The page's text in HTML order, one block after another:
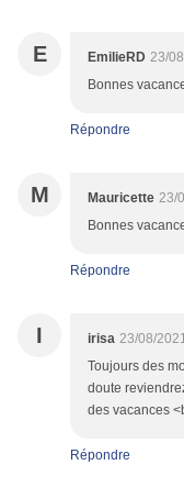
E EmilieRD 23/
Bonnes
Répondre
M Mauricette 23/
Bonnes
Répondre
I irisa 23/08/
Toujours des
doute
des vacances
Répondre